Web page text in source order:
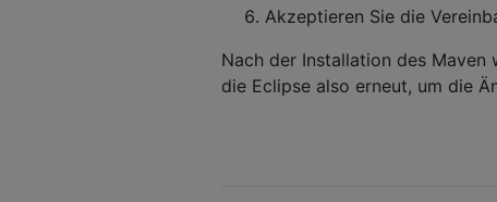
Akzeptieren Sie die
Nach der Installation des
die Eclipse also erneut, um die